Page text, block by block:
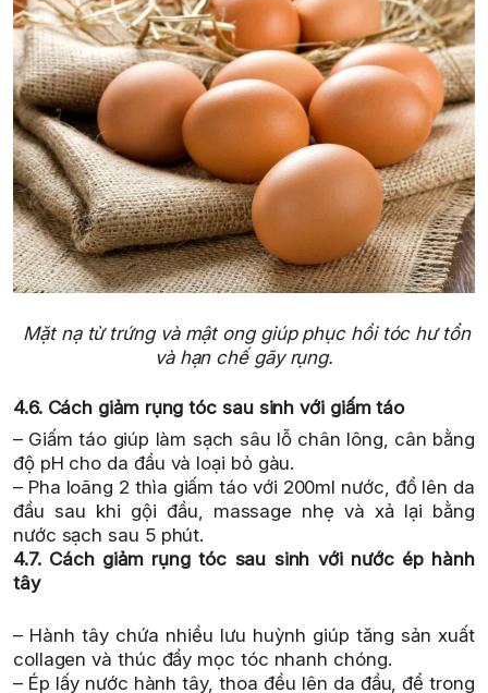
Mặt nạ từ trứng và mật ong giúp phục hồi tóc hư tổn
và hạn chế gãy rụng.
4.6. Cách giảm rụng tóc sau sinh với giấm táo
– Giấm táo giúp làm sạch sâu lỗ chân lông, cân bằng
độ pH cho da đầu và loại bỏ gàu.
– Pha loãng 2 thìa giấm táo với 200ml nước, đổ lên da
đầu sau khi gội đầu, massage nhẹ và xả lại bằng
nước sạch sau 5 phút.
4.7. Cách giảm rụng tóc sau sinh với nước ép hành
tây
– Hành tây chứa nhiều lưu huỳnh giúp tăng sản xuất
collagen và thúc đẩy mọc tóc nhanh chóng.
– Ép lấy nước hành tây, thoa đều lên da đầu, để trong